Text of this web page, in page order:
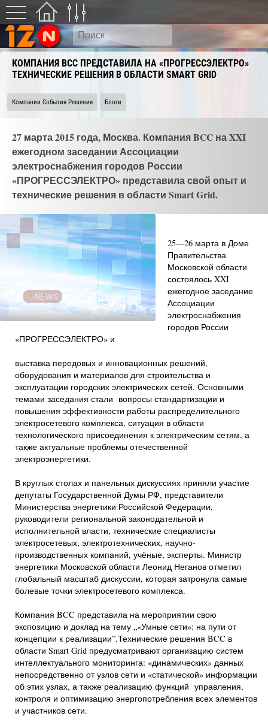
КОМПАНИЯ BCC ПРЕДСТАВИЛА НА «ПРОГРЕССЭЛЕКТРО»
ТЕХНИЧЕСКИЕ РЕШЕНИЯ В ОБЛАСТИ SMART GRID
Компании События Решения Блоги
27 марта 2015 года, Москва. Компания BCC на XXI
ежегодном заседании Ассоциации
электроснабжения городов России
«ПРОГРЕССЭЛЕКТРО» представила свой опыт и
технические решения в области Smart Grid.
25—26 марта в Доме
Правительства
Московской области
состоялось XXI
ежегодное заседание
Ассоциации
электроснабжения
городов России
«ПРОГРЕССЭЛЕКТРО» и
выставка передовых и инновационных решений,
оборудования и материалов для строительства и
эксплуатации городских электрических сетей. Основными
темами заседания стали вопросы стандартизации и
повышения эффективности работы распределительного
электросетевого комплекса, ситуация в области
технологического присоединения к электрическим сетям, а
также актуальные проблемы отечественной
электроэнергетики.
В круглых столах и панельных дискуссиях приняли участие
депутаты Государственной Думы РФ, представители
Министерства энергетики Российской Федерации,
руководители региональной законодательной и
исполнительной власти, технические специалисты
электросетевых, электротехнических, научно-
производственных компаний, учёные, эксперты. Министр
энергетики Московской области Леонид Неганов отметил
глобальный масштаб дискуссии, которая затронула самые
болевые точки электросетевого комплекса.
Компания BCC представила на мероприятии свою
экспозицию и доклад на тему „«Умные сети»: на пути от
концепции к реализации”.Технические решения BCC в
области Smart Grid предусматривают организацию систем
интеллектуального мониторинга: «динамических» данных
непосредственно от узлов сети и «статической» информации
об этих узлах, а также реализацию функций управления,
контроля и оптимизацию энергопотребления всех элементов
и участников сети.